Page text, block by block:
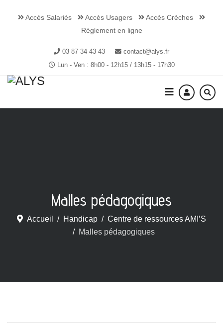
Accès Salariés Accès Usagers
Accès Crèches
Réglement en ligne
03 87 34 43 43
contact@alys.fr
Lun - Ven : 8h00 - 12h15 / 13h15 - 17h30
Malles pédagogiques
Accueil Handicap
Centre de ressources AMI’S
Malles pédagogiques